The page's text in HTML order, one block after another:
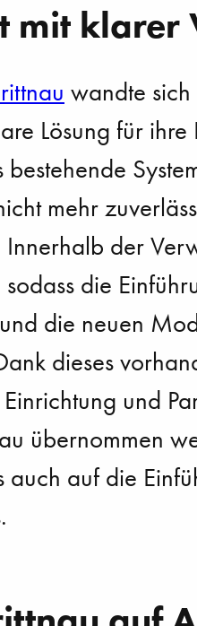
mit klarer
wandte
Lösung für
mehr
Innerhalb der
die
die neuen
dieses
und
übernommen
auch auf die